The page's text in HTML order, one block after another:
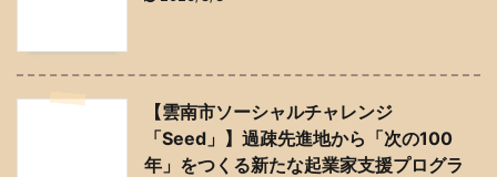
【雲南市ソーシャルチャレンジ
「Seed」】過疎先進地から「次の100
年」をつくる新たな起業家支援プログラ